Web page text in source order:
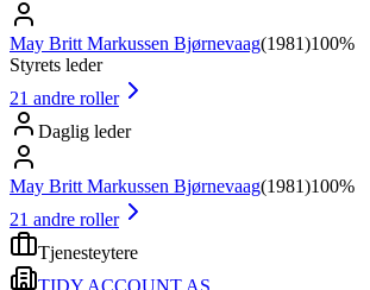
May Britt Markussen Bjørnevaag(1981)100%
Styrets leder
21 andre roller
Daglig leder
May Britt Markussen Bjørnevaag(1981)100%
21 andre roller
Tjenesteytere
TIDY ACCOUNT AS